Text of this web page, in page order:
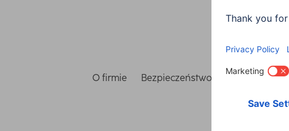
O firmie Bezpieczeństwo i ochrona danych